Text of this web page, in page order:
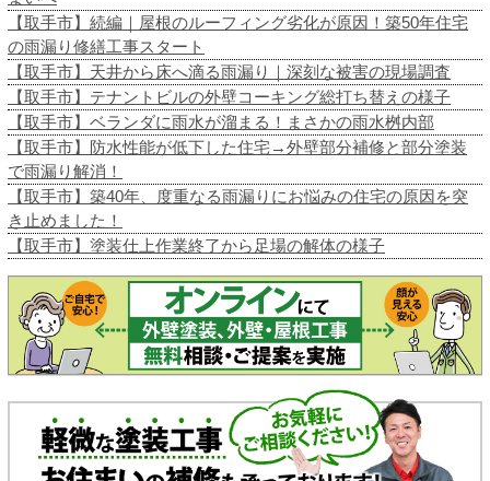
【取手市】続編｜屋根のルーフィング劣化が原因！築50年住宅
の雨漏り修繕工事スタート
【取手市】天井から床へ滴る雨漏り｜深刻な被害の現場調査
【取手市】テナントビルの外壁コーキング総打ち替えの様子
【取手市】ベランダに雨水が溜まる！まさかの雨水桝内部
【取手市】防水性能が低下した住宅→外壁部分補修と部分塗装
で雨漏り解消！
【取手市】築40年、度重なる雨漏りにお悩みの住宅の原因を突
き止めました！
【取手市】塗装仕上作業終了から足場の解体の様子